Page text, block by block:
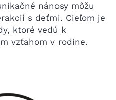
nánosy môžu
s deťmi. Cieľom je
ktoré vedú k
vzťahom v rodine.